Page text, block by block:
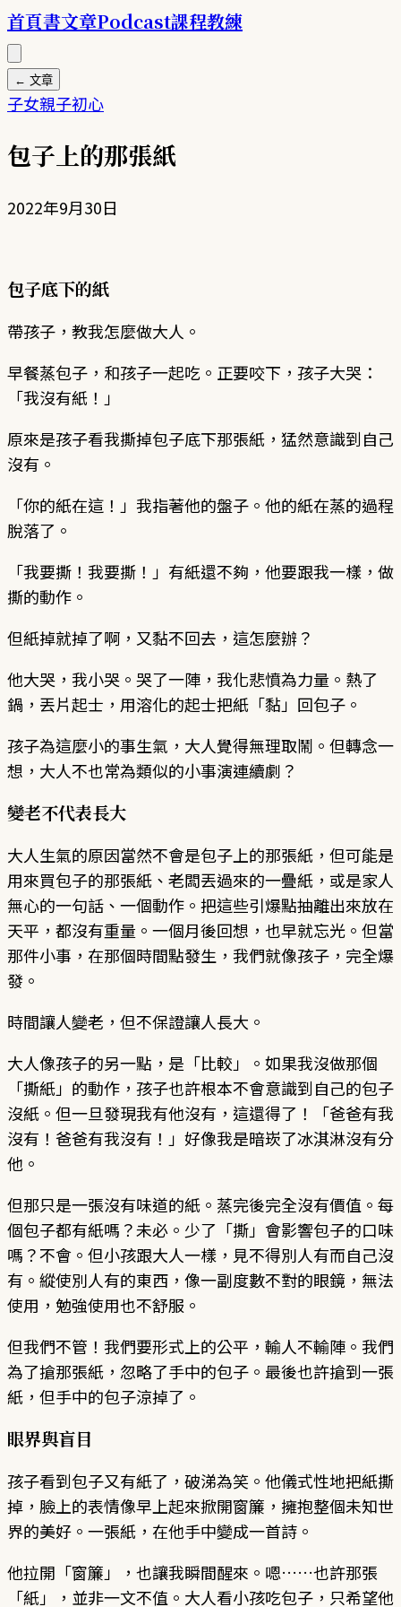
首頁書文章Podcast課程教練
← 文章
子女親子初心
包子上的那張紙
2022年9月30日
包子底下的紙
帶孩子，教我怎麼做大人。
早餐蒸包子，和孩子一起吃。正要咬下，孩子大哭：
「我沒有紙！」
原來是孩子看我撕掉包子底下那張紙，猛然意識到自己
沒有。
「你的紙在這！」我指著他的盤子。他的紙在蒸的過程
脫落了。
「我要撕！我要撕！」有紙還不夠，他要跟我一樣，做
撕的動作。
但紙掉就掉了啊，又黏不回去，這怎麼辦？
他大哭，我小哭。哭了一陣，我化悲憤為力量。熱了
鍋，丟片起士，用溶化的起士把紙「黏」回包子。
孩子為這麼小的事生氣，大人覺得無理取鬧。但轉念一
想，大人不也常為類似的小事演連續劇？
變老不代表長大
大人生氣的原因當然不會是包子上的那張紙，但可能是
用來買包子的那張紙、老闆丟過來的一疊紙，或是家人
無心的一句話、一個動作。把這些引爆點抽離出來放在
天平，都沒有重量。一個月後回想，也早就忘光。但當
那件小事，在那個時間點發生，我們就像孩子，完全爆
發。
時間讓人變老，但不保證讓人長大。
大人像孩子的另一點，是「比較」。如果我沒做那個
「撕紙」的動作，孩子也許根本不會意識到自己的包子
沒紙。但一旦發現我有他沒有，這還得了！「爸爸有我
沒有！爸爸有我沒有！」好像我是暗崁了冰淇淋沒有分
他。
但那只是一張沒有味道的紙。蒸完後完全沒有價值。每
個包子都有紙嗎？未必。少了「撕」會影響包子的口味
嗎？不會。但小孩跟大人一樣，見不得別人有而自己沒
有。縱使別人有的東西，像一副度數不對的眼鏡，無法
使用，勉強使用也不舒服。
但我們不管！我們要形式上的公平，輸人不輸陣。我們
為了搶那張紙，忽略了手中的包子。最後也許搶到一張
紙，但手中的包子涼掉了。
眼界與盲目
孩子看到包子又有紙了，破涕為笑。他儀式性地把紙撕
掉，臉上的表情像早上起來掀開窗簾，擁抱整個未知世
界的美好。一張紙，在他手中變成一首詩。
他拉開「窗簾」，也讓我瞬間醒來。嗯……也許那張
「紙」，並非一文不值。大人看小孩吃包子，只希望他